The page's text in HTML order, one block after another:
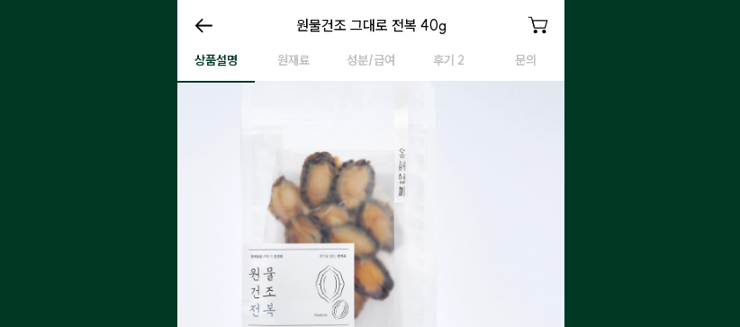
원물건조 그대로 전복
원물건조 그대로 전복 40g
상품설명 원재료 성분/급여 후기 2 문의
원물건조 그대로 전복